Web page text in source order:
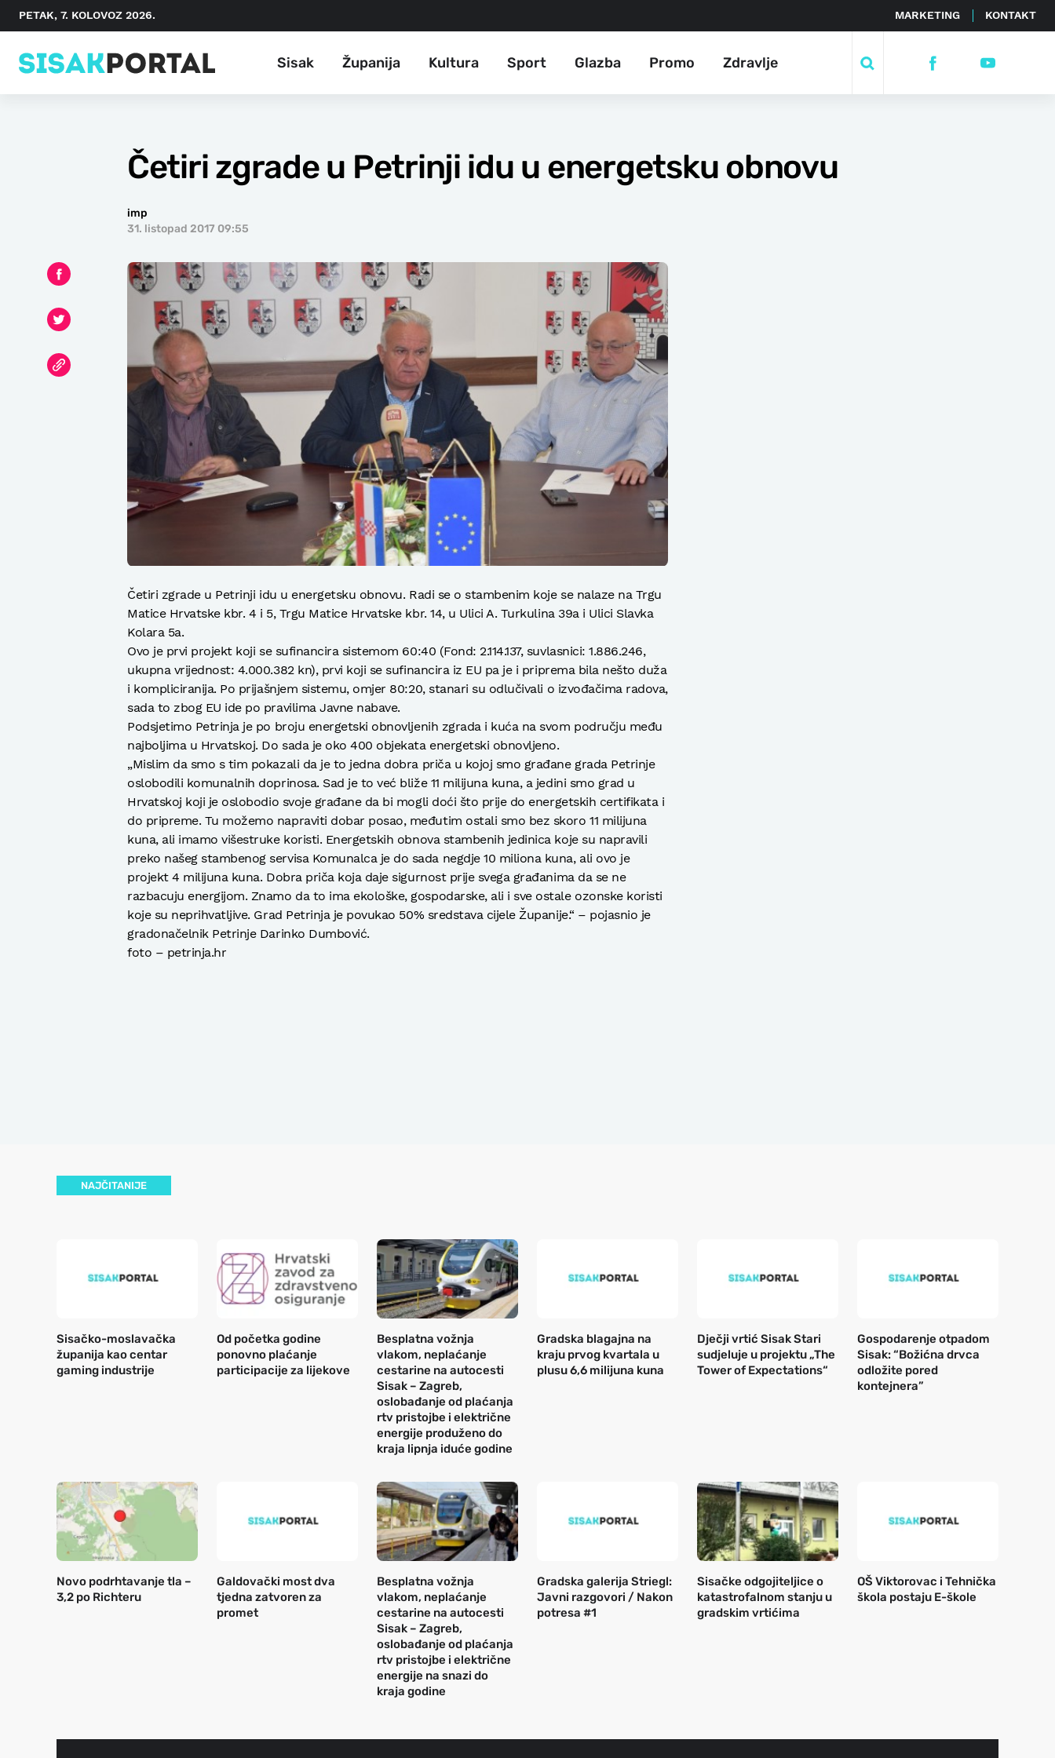
PETAK, 7. KOLOVOZ 2026. MARKETING KONTAKT
Sisak Županija Kultura Sport Glazba Promo Zdravlje
Četiri zgrade u Petrinji idu u energetsku obnovu
imp
31. listopad 2017 09:55
Četiri zgrade u Petrinji idu u energetsku obnovu. Radi se o stambenim koje se nalaze na Trgu
Matice Hrvatske kbr. 4 i 5, Trgu Matice Hrvatske kbr. 14, u Ulici A. Turkulina 39a i Ulici Slavka
Kolara 5a.
Ovo je prvi projekt koji se sufinancira sistemom 60:40 (Fond: 2.114.137, suvlasnici: 1.886.246,
ukupna vrijednost: 4.000.382 kn), prvi koji se sufinancira iz EU pa je i priprema bila nešto duža
i kompliciranija. Po prijašnjem sistemu, omjer 80:20, stanari su odlučivali o izvođačima radova,
sada to zbog EU ide po pravilima Javne nabave.
Podsjetimo Petrinja je po broju energetski obnovljenih zgrada i kuća na svom području među
najboljima u Hrvatskoj. Do sada je oko 400 objekata energetski obnovljeno.
„Mislim da smo s tim pokazali da je to jedna dobra priča u kojoj smo građane grada Petrinje
oslobodili komunalnih doprinosa. Sad je to već bliže 11 milijuna kuna, a jedini smo grad u
Hrvatskoj koji je oslobodio svoje građane da bi mogli doći što prije do energetskih certifikata i
do pripreme. Tu možemo napraviti dobar posao, međutim ostali smo bez skoro 11 milijuna
kuna, ali imamo višestruke koristi. Energetskih obnova stambenih jedinica koje su napravili
preko našeg stambenog servisa Komunalca je do sada negdje 10 miliona kuna, ali ovo je
projekt 4 milijuna kuna. Dobra priča koja daje sigurnost prije svega građanima da se ne
razbacuju energijom. Znamo da to ima ekološke, gospodarske, ali i sve ostale ozonske koristi
koje su neprihvatljive. Grad Petrinja je povukao 50% sredstava cijele Županije.“ – pojasnio je
gradonačelnik Petrinje Darinko Dumbović.
foto – petrinja.hr
NAJČITANIJE
Sisačko-moslavačka
županija kao centar
gaming industrije
Od početka godine
ponovno plaćanje
participacije za lijekove
Besplatna vožnja
vlakom, neplaćanje
cestarine na autocesti
Sisak – Zagreb,
oslobađanje od plaćanja
rtv pristojbe i električne
energije produženo do
kraja lipnja iduće godine
Gradska blagajna na
kraju prvog kvartala u
plusu 6,6 milijuna kuna
Dječji vrtić Sisak Stari
sudjeluje u projektu „The
Tower of Expectations“
Gospodarenje otpadom
Sisak: “Božićna drvca
odložite pored
kontejnera”
Novo podrhtavanje tla –
3,2 po Richteru
Galdovački most dva
tjedna zatvoren za
promet
Besplatna vožnja
vlakom, neplaćanje
cestarine na autocesti
Sisak – Zagreb,
oslobađanje od plaćanja
rtv pristojbe i električne
energije na snazi do
kraja godine
Gradska galerija Striegl:
Javni razgovori / Nakon
potresa #1
Sisačke odgojiteljice o
katastrofalnom stanju u
gradskim vrtićima
OŠ Viktorovac i Tehnička
škola postaju E-škole